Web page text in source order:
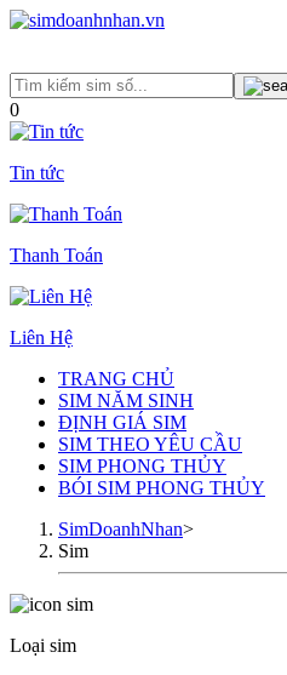
0
Tin tức
Thanh Toán
Liên Hệ
TRANG CHỦ
SIM NĂM SINH
ĐỊNH GIÁ SIM
SIM THEO YÊU CẦU
SIM PHONG THỦY
BÓI SIM PHONG THỦY
SimDoanhNhan>
Sim
Loại sim